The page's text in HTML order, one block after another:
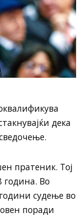
дека
пратеник. Тој
година. Во
судење во
поради